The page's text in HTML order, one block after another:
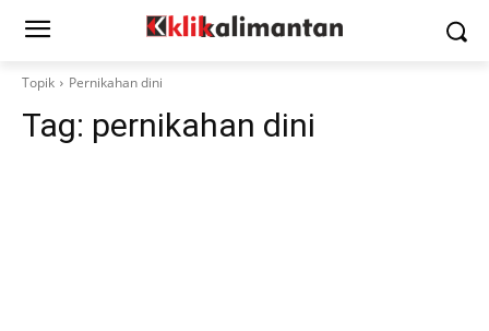
Topik Pernikahan dini
Tag: pernikahan dini